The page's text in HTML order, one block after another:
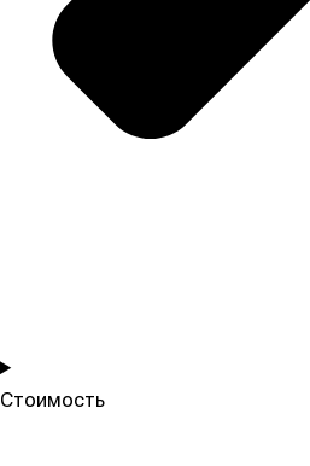
Стоимость